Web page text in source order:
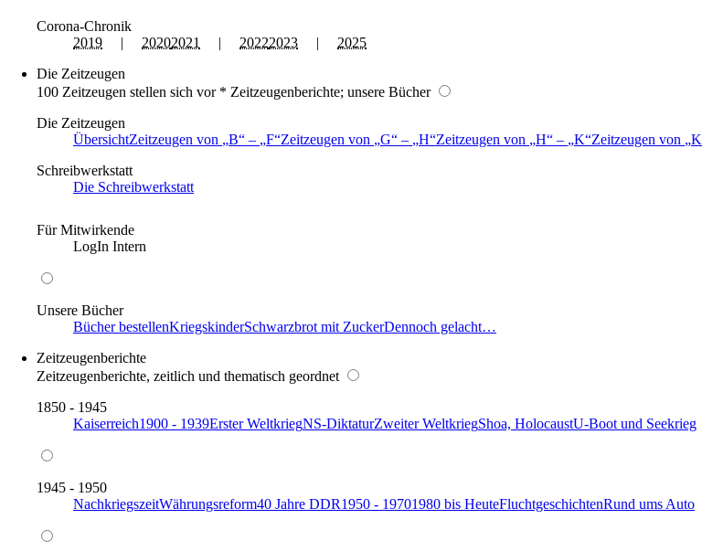
Corona-Chronik
2019 | 20202021 | 20222023 | 2025
Die Zeitzeugen
100 Zeitzeugen stellen sich vor * Zeitzeugenberichte; unsere Bücher
Die Zeitzeugen
ÜbersichtZeitzeugen von B – F Zeitzeugen von G – H Zeitzeugen von H – K Zeitzeugen von K
Schreibwerkstatt
Die Schreibwerkstatt
Für Mitwirkende
LogIn Intern
Unsere Bücher
Bücher bestellenKriegskinderSchwarzbrot mit ZuckerDennoch gelacht…
Zeitzeugenberichte
Zeitzeugenberichte, zeitlich und thematisch geordnet
1850 - 1945
Kaiserreich1900 - 1939Erster WeltkriegNS-DiktaturZweiter WeltkriegShoa, HolocaustU-Boot und Seekrieg
1945 - 1950
NachkriegszeitWährungsreform40 Jahre DDR1950 - 19701980 bis HeuteFluchtgeschichtenRund ums Auto